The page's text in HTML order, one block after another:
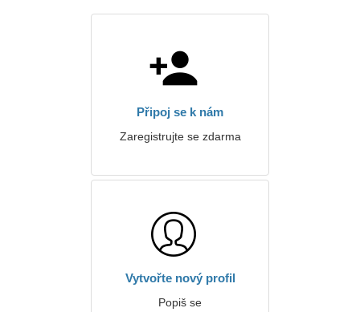
Připoj se k nám
Zaregistrujte se zdarma
Vytvořte nový profil
Popiš se